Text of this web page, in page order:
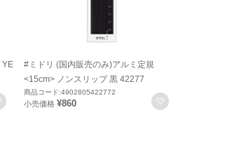
YE
お気に入りに登録
#ミドリ (国内販売のみ)アルミ定規
<15cm> ノンスリップ 黒 42277
商品コード:4902805422772
小売価格 ¥860